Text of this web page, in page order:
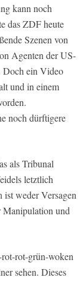
kann noch
das ZDF heute
Szenen von
Agenten der US-
Doch ein Video
und in einem
noch dürftigere
als Tribunal
letztlich
ist weder Versagen
Manipulation und
rot-grün-woken
sehen. Dieses